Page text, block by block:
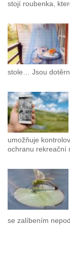
stojí roubenka,
stole… Jsou
umožňuje
ochranu rekreační
se zalíbením